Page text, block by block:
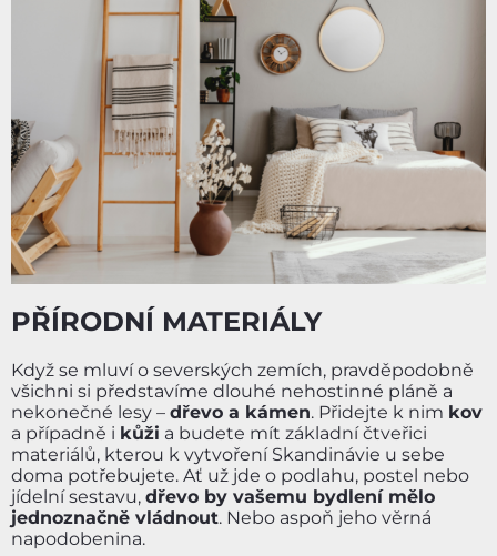
PŘÍRODNÍ MATERIÁLY
Když se mluví o severských zemích, pravděpodobně
všichni si představíme dlouhé nehostinné pláně a
nekonečné lesy – dřevo a kámen. Přidejte k nim kov
a případně i kůži a budete mít základní čtveřici
materiálů, kterou k vytvoření Skandinávie u sebe
doma potřebujete. Ať už jde o podlahu, postel nebo
jídelní sestavu, dřevo by vašemu bydlení mělo
jednoznačně vládnout. Nebo aspoň jeho věrná
napodobenina.